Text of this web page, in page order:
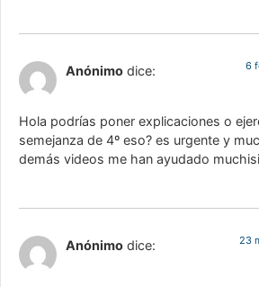
Anónimo dice: 6
Hola podrías poner explicaciones o
semejanza de 4º eso? es urgente y
demás videos me han ayudado
Anónimo dice: 23